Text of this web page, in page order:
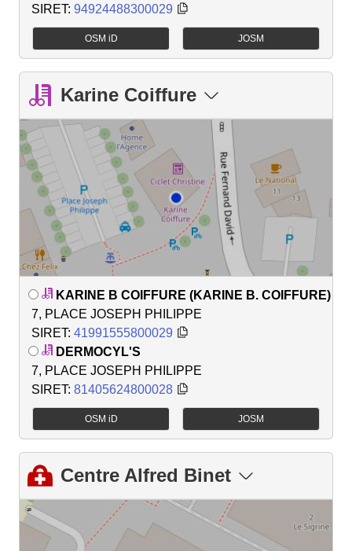
SIRET: 94924488300029
OSM iD JOSM
Karine Coiffure
KARINE B COIFFURE (KARINE B. COIFFURE)
7, PLACE JOSEPH PHILIPPE
SIRET: 41991555800029
DERMOCYL'S
7, PLACE JOSEPH PHILIPPE
SIRET: 81405624800028
OSM iD JOSM
Centre Alfred Binet